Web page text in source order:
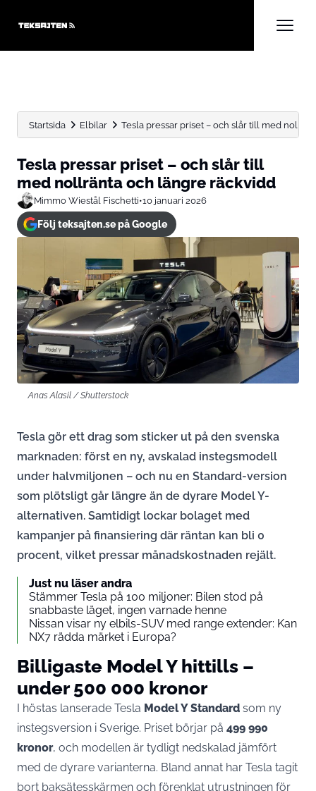
Startsida Elbilar Tesla pressar priset – och slår till med
Tesla pressar priset – och slår till
med nollränta och längre räckvidd
Mimmo Wiestål Fischetti•10 januari 2026
Följ teksajten.se på Google
Anas Alasil / Shutterstock
Tesla gör ett drag som sticker ut på den svenska
marknaden: först en ny, avskalad instegsmodell
under halvmiljonen – och nu en Standard-version
som plötsligt går längre än de dyrare Model Y-
alternativen. Samtidigt lockar bolaget med
kampanjer på finansiering där räntan kan bli 0
procent, vilket pressar månadskostnaden rejält.
Just nu läser andra
Stämmer Tesla på 100 miljoner: Bilen stod på
snabbaste läget, ingen varnade henne
Nissan visar ny elbils-SUV med range extender: Kan
NX7 rädda märket i Europa?
Billigaste Model Y hittills –
under 500 000 kronor
I höstas lanserade Tesla Model Y Standard som ny
instegsversion i Sverige. Priset börjar på 499 990
kronor, och modellen är tydligt nedskalad jämfört
med de dyrare varianterna. Bland annat har Tesla tagit
bort baksätesskärmen och förenklat utrustningen för